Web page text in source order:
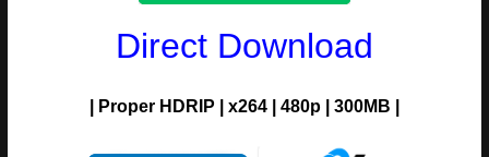
Direct Download
Proper H DRIP | x264 | 480p | 300MB |